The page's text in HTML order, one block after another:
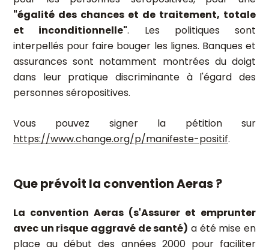
"égalité des chances et de traitement, totale
et inconditionnelle". Les politiques sont
interpellés pour faire bouger les lignes. Banques et
assurances sont notamment montrées du doigt
dans leur pratique discriminante à l'égard des
personnes séropositives.
Vous pouvez signer la pétition sur
https://www.change.org/p/manifeste-positif.
Que prévoit la convention Aeras ?
La convention Aeras (s'Assurer et emprunter
avec un risque aggravé de santé) a été mise en
place au début des années 2000 pour faciliter